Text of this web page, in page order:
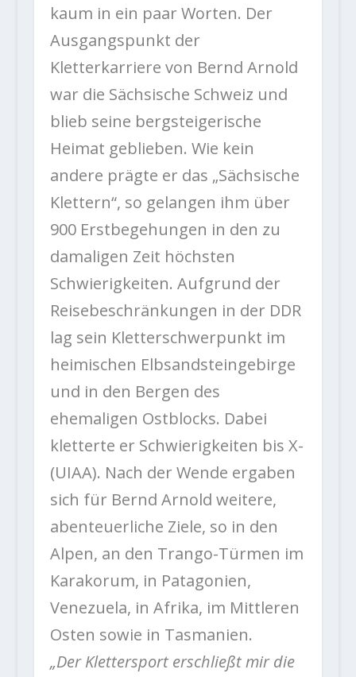
kaum in ein paar Worten. Der
Ausgangspunkt der
Kletterkarriere von Bernd Arnold
war die Sächsische Schweiz und
blieb seine bergsteigerische
Heimat geblieben. Wie kein
andere prägte er das „Sächsische
Klettern“, so gelangen ihm über
900 Erstbegehungen in den zu
damaligen Zeit höchsten
Schwierigkeiten. Aufgrund der
Reisebeschränkungen in der DDR
lag sein Kletterschwerpunkt im
heimischen Elbsandsteingebirge
und in den Bergen des
ehemaligen Ostblocks. Dabei
kletterte er Schwierigkeiten bis X-
(UIAA). Nach der Wende ergaben
sich für Bernd Arnold weitere,
abenteuerliche Ziele, so in den
Alpen, an den Trango-Türmen im
Karakorum, in Patagonien,
Venezuela, in Afrika, im Mittleren
Osten sowie in Tasmanien.
„Der Klettersport erschließt mir die